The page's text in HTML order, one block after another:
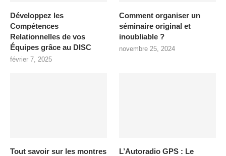
Développez les
Compétences
Relationnelles de vos
Équipes grâce au DISC
février 7, 2025
Comment organiser un
séminaire original et
inoubliable ?
novembre 25, 2024
Tout savoir sur les montres
L’Autoradio GPS : Le